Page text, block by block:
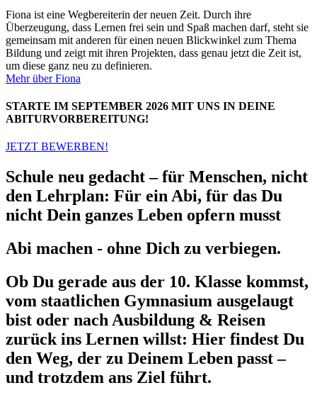
Fiona ist eine Wegbereiterin der neuen Zeit. Durch ihre
Überzeugung, dass Lernen frei sein und Spaß machen darf, steht sie
gemeinsam mit anderen für einen neuen Blickwinkel zum Thema
Bildung und zeigt mit ihren Projekten, dass genau jetzt die Zeit ist,
um diese ganz neu zu definieren.
Mehr über Fiona
STARTE IM SEPTEMBER 2026 MIT UNS IN DEINE
ABITURVORBEREITUNG!
JETZT BEWERBEN!
Schule neu gedacht – für Menschen, nicht
den Lehrplan: Für ein Abi, für das Du
nicht Dein ganzes Leben opfern musst
Abi machen - ohne Dich zu verbiegen.
Ob Du gerade aus der 10. Klasse kommst,
vom staatlichen Gymnasium ausgelaugt
bist oder nach Ausbildung & Reisen
zurück ins Lernen willst: Hier findest Du
den Weg, der zu Deinem Leben passt –
und trotzdem ans Ziel führt.